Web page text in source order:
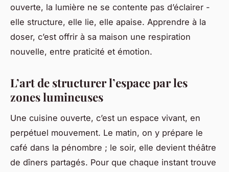
ouverte, la lumière ne se contente pas d’éclairer -
elle structure, elle lie, elle apaise. Apprendre à la
doser, c’est offrir à sa maison une respiration
nouvelle, entre praticité et émotion.
L’art de structurer l’espace par les
zones lumineuses
Une cuisine ouverte, c’est un espace vivant, en
perpétuel mouvement. Le matin, on y prépare le
café dans la pénombre ; le soir, elle devient théâtre
de dîners partagés. Pour que chaque instant trouve